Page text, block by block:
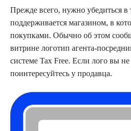
Прежде всего, нужно убедиться в
поддерживается магазином, в
покупками. Обычно об этом
витрине логотип агента-
системе Tax Free. Если лого вы
поинтересуйтесь у продавца.